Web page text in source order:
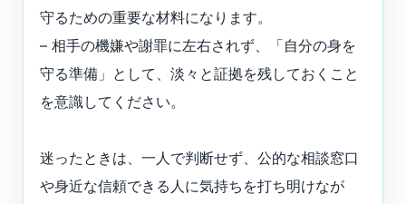
守るための重要な材料になります。
– 相手の機嫌や謝罪に左右されず、「自分の身を
守る準備」として、淡々と証拠を残しておくこと
を意識してください。
迷ったときは、一人で判断せず、公的な相談窓口
や身近な信頼できる人に気持ちを打ち明けなが